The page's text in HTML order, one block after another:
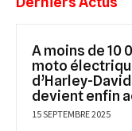
A moins de 10
moto
d’Harley-
devient enfin
15 SEPTEMBRE 2025